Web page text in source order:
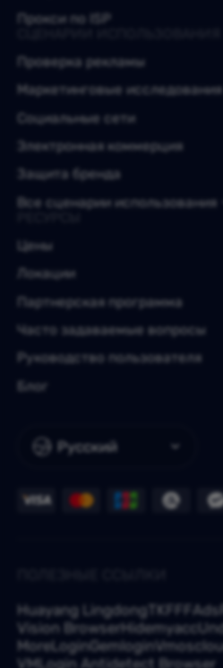
Русский
Прокси по ISP
Проверка рекламы
Маркетинговые исследования
Социальные сети
Электронная коммерция
Защита бренда
Все сценарии использования
Цены
Локации
Партнерская программа
Часто задаваемые вопросы
Руководство пользователя
Блог
Huayang Lingdong TKFFF
Vision BrowserHidemyacc
MoreLoginGemlogin
VMLogin Antidetect Browser